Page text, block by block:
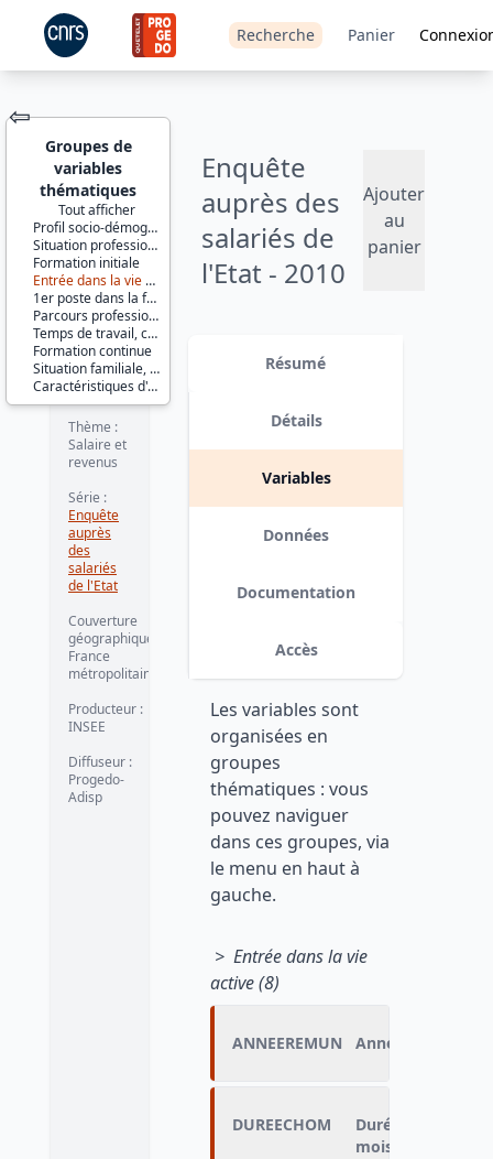
Recherche Panier
JEU DE
DONNÉES
Enquête
auprès des
salariés de
l'Etat - 2010
Ajouter
au
panier
⇦
Groupes de
variables
thématiques
Tout afficher
Profil socio-démographique
Situation professionnelle actuelle
Formation initiale
Entrée dans la vie active
1er poste dans la fonction publique
Parcours professionnel dans la fonction publique
Temps de travail, congés et absences en 2010
Formation continue
Situation familiale, origines géographiques et familiales
Caractéristiques d'enquête
Identifiants :
lil-0813
doi:10.13144/lil-
0813
Thème :
Salaire et
revenus
Série :
Enquête
auprès
des
salariés
de l'Etat
Couverture
géographique :
France
métropolitaine
Producteur :
INSEE
Diffuseur :
Progedo-
Adisp
Résumé
Détails
Variables
Données
Documentation
Accès
Les variables sont
organisées en
groupes
thématiques : vous
pouvez naviguer
dans ces groupes, via
le menu en haut à
gauche.
> Entrée dans la vie
active (8)
ANNEEREMUN Année du
DUREECHOM
Durée totale de
mois)